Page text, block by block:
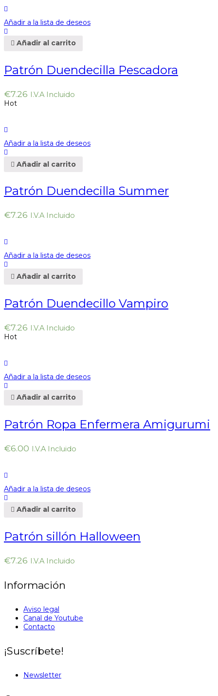
Añadir a la lista de deseos
Añadir al carrito
Patrón Duendecilla Pescadora
€7.26 I.V.A Incluido
Hot
Añadir a la lista de deseos
Añadir al carrito
Patrón Duendecilla Summer
€7.26 I.V.A Incluido
Añadir a la lista de deseos
Añadir al carrito
Patrón Duendecillo Vampiro
€7.26 I.V.A Incluido
Hot
Añadir a la lista de deseos
Añadir al carrito
Patrón Ropa Enfermera Amigurumi
€6.00 I.V.A Incluido
Añadir a la lista de deseos
Añadir al carrito
Patrón sillón Halloween
€7.26 I.V.A Incluido
Información
Aviso legal
Canal de Youtube
Contacto
¡Suscríbete!
Newsletter